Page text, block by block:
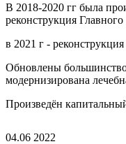
В 2018-2020 гг была
реконструкция Главного
в 2021 г -
Обновлены
модернизирована
Произведён
04.06 2022